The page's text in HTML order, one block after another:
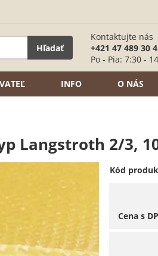
Hľadať
Kontaktujte nás
+421 47 489 30
Po - Pia: 7:30 -
INFO O NÁS
Langstroth 2/3,
Kód
Cena s